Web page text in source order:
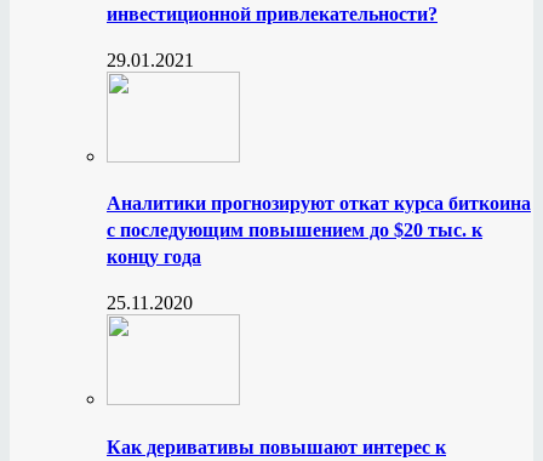
инвестиционной привлекательности?
29.01.2021
Аналитики прогнозируют откат курса биткоина
с последующим повышением до $20 тыс. к
концу года
25.11.2020
Как деривативы повышают интерес к